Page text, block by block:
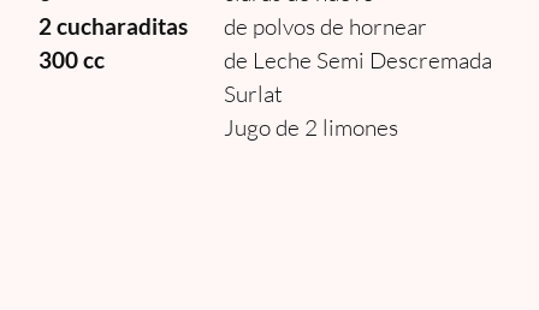
2 cucharaditas de polvos de hornear
300 cc
de Leche Semi Descremada
Surlat
Jugo de 2 limones